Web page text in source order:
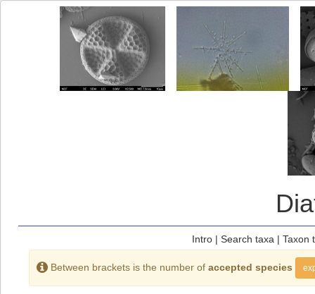
Intro| Search taxa | Taxon
Between brackets is the number of accepted species